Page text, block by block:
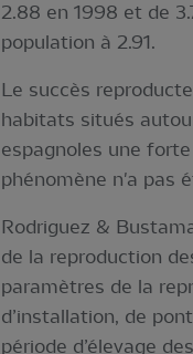
2.88 en 1998 et de
population à 2.91.
Le succès
habitats situés
espagnoles une
phénomène n'a pas
Rodriguez &
de la reproduction
paramètres de la
d’installation, de
période d’élevage